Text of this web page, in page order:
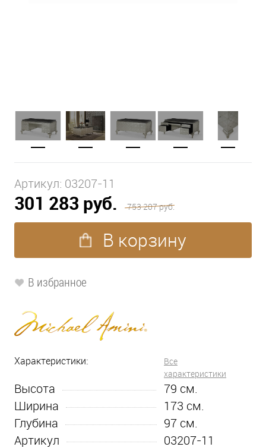
Артикул: 03207-11
301 283 руб. 753 207 руб.
В корзину
В избранное
Характеристики:
Все
характеристики
Высота 79 см.
Ширина
173 см.
Глубина
97 см.
Артикул
03207-11